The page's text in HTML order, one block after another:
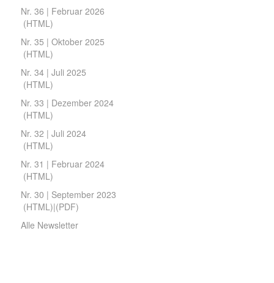
Nr. 36 | Februar 2026
(HTML)
Nr. 35 | Oktober 2025
(HTML)
Nr. 34 | Juli 2025
(HTML)
Nr. 33 | Dezember 2024
(HTML)
Nr. 32 | Juli 2024
(HTML)
Nr. 31 | Februar 2024
(HTML)
Nr. 30 | September 2023
(HTML)|(PDF)
Alle Newsletter